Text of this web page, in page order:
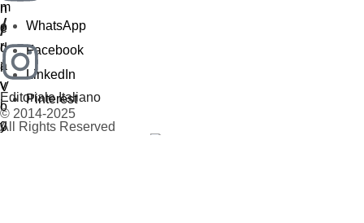
/
Editoriale Italiano
© 2014-2025
All Rights Reserved
WhatsApp
Facebook
LinkedIn
Pinterest